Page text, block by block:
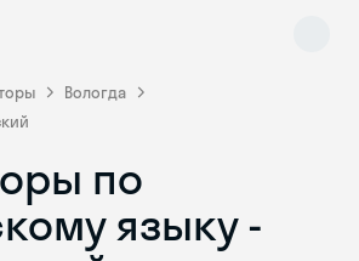
Вологда
по
языку -